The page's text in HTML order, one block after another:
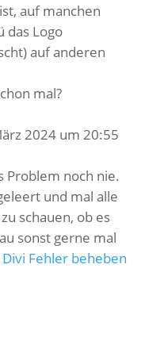
auf manchen
das Logo
auf anderen
mal?
2024 um 20:55
Problem noch nie.
und mal alle
schauen, ob es
sonst gerne mal
Divi Fehler beheben